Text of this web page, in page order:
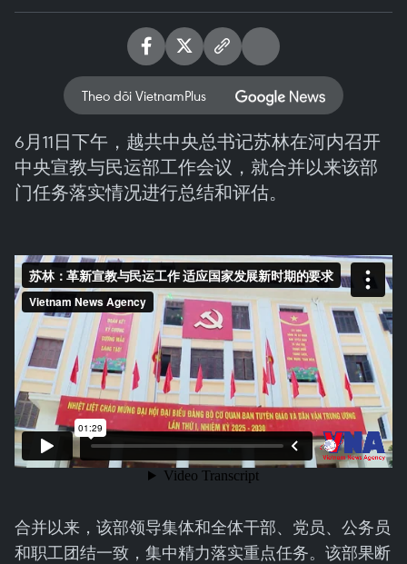
Theo dõi VietnamPlus
6月11日下午，越共中央总书记苏林在河内召开
中央宣教与民运部工作会议，就合并以来该部
门任务落实情况进行总结和评估。
合并以来，该部领导集体和全体干部、党员、公务员
和职工团结一致，集中精力落实重点任务。该部果断